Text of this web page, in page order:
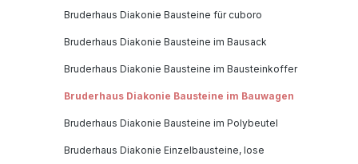
Bruderhaus Diakonie Bausteine für cuboro
Bruderhaus Diakonie Bausteine im Bausack
Bruderhaus Diakonie Bausteine im Bausteinkoffer
Bruderhaus Diakonie Bausteine im Bauwagen
Bruderhaus Diakonie Bausteine im Polybeutel
Bruderhaus Diakonie Einzelbausteine, lose